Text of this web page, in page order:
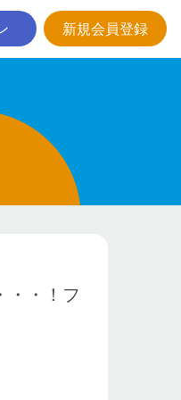
新規会員登録
・・！フ